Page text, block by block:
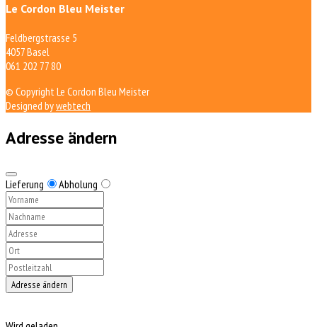
Le Cordon Bleu Meister
Feldbergstrasse 5
4057 Basel
061 202 77 80
© Copyright Le Cordon Bleu Meister
Designed bywebtech
Adresse ändern
Lieferung Abholung
Adresse ändern